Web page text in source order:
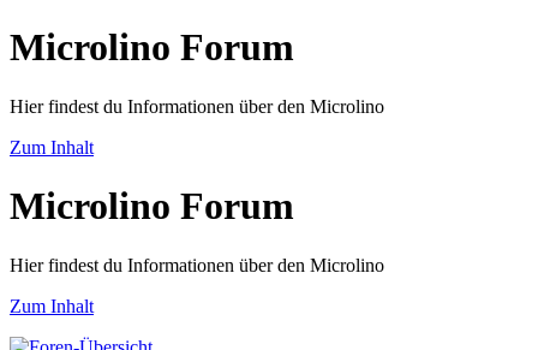
Microlino Forum
Hier findest du Informationen über den Microlino
Zum Inhalt
Microlino Forum
Hier findest du Informationen über den Microlino
Zum Inhalt